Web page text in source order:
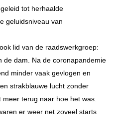
tot herhaalde
geluidsniveau van
lid van de raadswerkgroep:
de dam. Na de coronapandemie
minder vaak gevlogen en
strakblauwe lucht zonder
terug naar hoe het was.
er weer net zoveel starts